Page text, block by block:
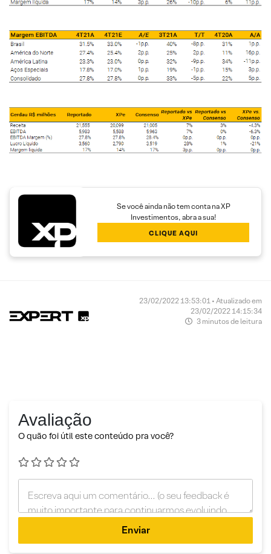
Se você ainda não tem conta na XP
Investimentos, abra a sua!
CLIQUE AQUI
23/02/2022 13:53:01 • Atualizado em
23/02/2022 14:15:34
3 minutos de leitura
Avaliação
O quão foi útil este conteúdo pra você?
Enviar